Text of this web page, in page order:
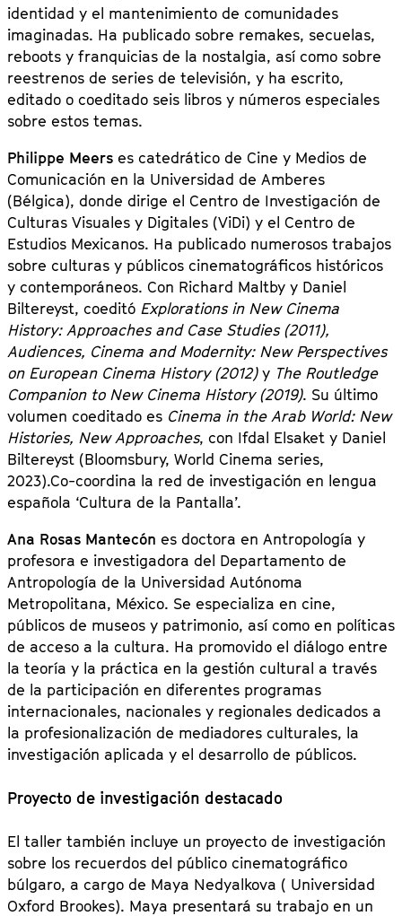
identidad y el mantenimiento de comunidades
imaginadas. Ha publicado sobre remakes, secuelas,
reboots y franquicias de la nostalgia, así como sobre
reestrenos de series de televisión, y ha escrito,
editado o coeditado seis libros y números especiales
sobre estos temas.
Philippe Meers es catedrático de Cine y Medios de
Comunicación en la Universidad de Amberes
(Bélgica), donde dirige el Centro de Investigación de
Culturas Visuales y Digitales (ViDi) y el Centro de
Estudios Mexicanos. Ha publicado numerosos trabajos
sobre culturas y públicos cinematográficos históricos
y contemporáneos. Con Richard Maltby y Daniel
Biltereyst, coeditó Explorations in New Cinema
History: Approaches and Case Studies (2011),
Audiences, Cinema and Modernity: New Perspectives
on European Cinema History (2012)y The Routledge
Companion to New Cinema History (2019). Su último
volumen coeditado es Cinema in the Arab World: New
Histories, New Approaches, con Ifdal Elsaket y Daniel
Biltereyst (Bloomsbury, World Cinema series,
2023).Co-coordina la red de investigación en lengua
española ‘Cultura de la Pantalla’.
Ana Rosas Mantecón es doctora en Antropología y
profesora e investigadora del Departamento de
Antropología de la Universidad Autónoma
Metropolitana, México. Se especializa en cine,
públicos de museos y patrimonio, así como en políticas
de acceso a la cultura. Ha promovido el diálogo entre
la teoría y la práctica en la gestión cultural a través
de la participación en diferentes programas
internacionales, nacionales y regionales dedicados a
la profesionalización de mediadores culturales, la
investigación aplicada y el desarrollo de públicos.
Proyecto de investigación destacado
El taller también incluye un proyecto de investigación
sobre los recuerdos del público cinematográfico
búlgaro, a cargo de Maya Nedyalkova ( Universidad
Oxford Brookes). Maya presentará su trabajo en un